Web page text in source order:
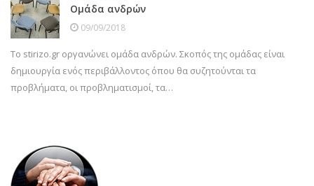
Ομάδα ανδρών
09/09/2018
Το stirizo.gr οργανώνει ομάδα ανδρών. Σκοπός της ομάδας είναι
δημιουργία ενός περιβάλλοντος όπου θα συζητούνται τα
προβλήματα, οι προβληματισμοί, τα…